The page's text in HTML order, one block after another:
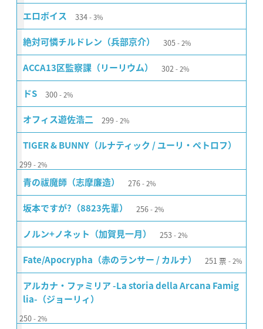
エロボイス 334 3%
絶対可憐チルドレン（兵部京介） 305 2%
ACCA13区監察課（リーリウム） 302 2%
ドS 300 2%
オフィス遊佐浩二 299 2%
TIGER & BUNNY（ルナティック / ユーリ・ペトロフ）
299 2%
青の祓魔師（志摩廉造） 276 2%
坂本ですが?（8823先輩） 256 2%
ノルン+ノネット（加賀見一月） 253 2%
Fate/Apocrypha（赤のランサー / カルナ） 251 票 2%
アルカナ・ファミリア -La storia della Arcana Famig
lia-（ジョーリィ）
250 2%